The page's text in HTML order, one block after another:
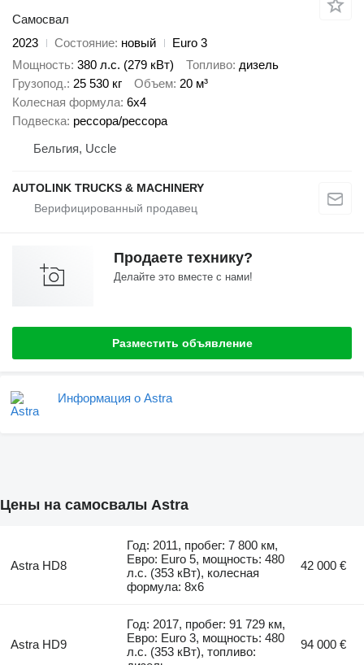
Самосвал
2023
Состояние новый
Euro 3
Мощность 380 л.с. (279 кВт) Топливо дизель
Грузопод. 25 530 кг Объем 20 м³
Колесная формула 6x4
Подвеска рессора/рессора
Бельгия, Uccle
AUTOLINK TRUCKS & MACHINERY
Продаете технику?
Делайте это вместе с нами!
Разместить объявление
Информация о Astra
Цены на самосвалы Astra
Astra HD8
Год: 2011, пробег: 7 800 км,
Евро: Euro 5, мощность: 480
л.с. (353 кВт), колесная
формула: 8x6
42 000 €
Astra HD9
Год: 2017, пробег: 91 729 км,
Евро: Euro 3, мощность: 480
л.с. (353 кВт), топливо:
94 000 €